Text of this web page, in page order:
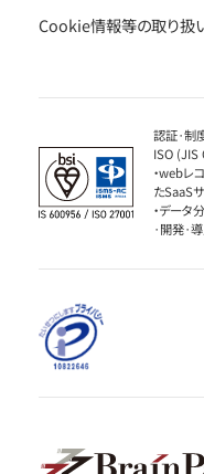
Cookie情報等の取り扱
認証·制
ISO (JIS
・webレ
たSaaS
・データ
·開発·